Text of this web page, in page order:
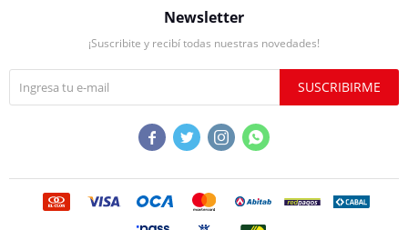
Newsletter
¡Suscribite y recibí todas nuestras novedades!
SUSCRIBIRME
   